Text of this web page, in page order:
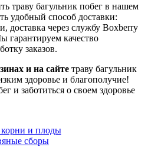
траву багульник побег в нашем
удобный способ доставки:
доставка через службу Boxberry
гарантируем качество
заказов.
и на сайте траву багульник
здоровье и благополучие!
и заботиться о своем здоровье
и плоды
сборы